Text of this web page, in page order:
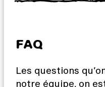
FAQ
Les questions
notre équipe, on